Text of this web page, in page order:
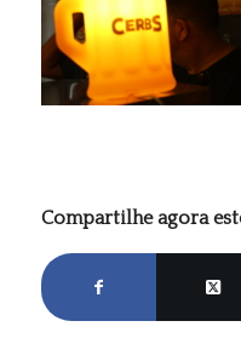
Compartilhe agora